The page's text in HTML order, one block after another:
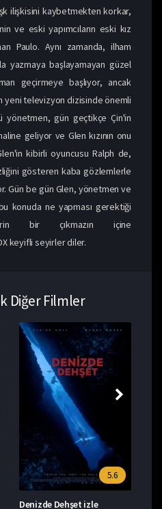
ilişkisini kaybetmekten korkar,
ve eski yapımcıların eski kız
Paulo. Aynı zamanda, ilham
yazmaya başlayamayan güzel
geçirmeye başlıyor, ancak
yeni televizyon dizisinde önemli
yönetmen, gün geçtikçe Çin'in
geliyor ve Glen kızının onu
kibirli oyuncusu Ralph de,
gösteren kaba gözlemlerle
Gün be gün Glen, yönetmen ve
konuda ne yapması gerektiği
bir çıkmazın içine
keyifli seyirler diler.
Diğer Filmler
5.6
Denizde Dehşet izle